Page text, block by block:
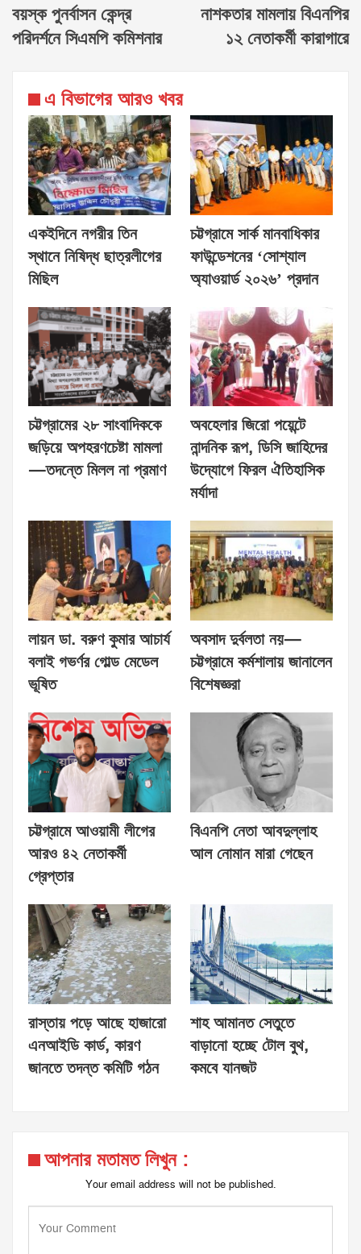
বয়স্ক পুনর্বাসন কেন্দ্র
পরিদর্শনে সিএমপি কমিশনার
নাশকতার মামলায় বিএনপির
১২ নেতাকর্মী কারাগারে
এ বিভাগের আরও খবর
একইদিনে নগরীর তিন
স্থানে নিষিদ্ধ ছাত্রলীগের
মিছিল
চট্টগ্রামে সার্ক মানবাধিকার
ফাউন্ডেশনের ‘সোশ্যাল
অ্যাওয়ার্ড ২০২৬’ প্রদান
চট্টগ্রামের ২৮ সাংবাদিককে
জড়িয়ে অপহরণচেষ্টা মামলা
—তদন্তে মিলল না প্রমাণ
অবহেলার জিরো পয়েন্টে
নান্দনিক রূপ, ডিসি জাহিদের
উদ্যোগে ফিরল ঐতিহাসিক
মর্যাদা
লায়ন ডা. বরুণ কুমার আচার্য
বলাই গভর্ণর গোল্ড মেডেল
ভূষিত
অবসাদ দুর্বলতা নয়—
চট্টগ্রামে কর্মশালায় জানালেন
বিশেষজ্ঞরা
চট্টগ্রামে আওয়ামী লীগের
আরও ৪২ নেতাকর্মী
গ্রেপ্তার
বিএনপি নেতা আবদুল্লাহ
আল নোমান মারা গেছেন
রাস্তায় পড়ে আছে হাজারো
এনআইডি কার্ড, কারণ
জানতে তদন্ত কমিটি গঠন
শাহ আমানত সেতুতে
বাড়ানো হচ্ছে টোল বুথ,
কমবে যানজট
আপনার মতামত লিখুন :
Your email address will not be published.